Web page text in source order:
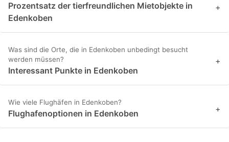
Prozentsatz der tierfreundlichen Mietobjekte in
Edenkoben
+
Was sind die Orte, die in Edenkoben unbedingt besucht
werden müssen?
Interessant Punkte in Edenkoben
+
Wie viele Flughäfen in Edenkoben?
Flughafenoptionen in Edenkoben +